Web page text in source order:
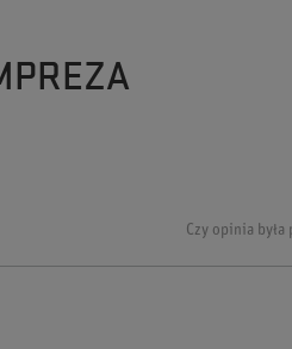
Czy opinia była